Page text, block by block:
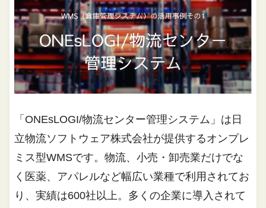
「ONEsLOGI/物流センター管理システム」は日
立物流ソフトウェア株式会社が提供するオンプレ
ミス型WMSです。物流、小売・卸売業だけでな
く医薬、アパレルなど幅広い業種で利用されてお
り、実績は600社以上。多くの企業に導入されて